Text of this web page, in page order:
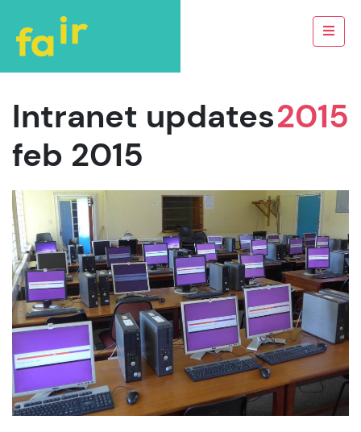
2015
Intranet updates
feb 2015